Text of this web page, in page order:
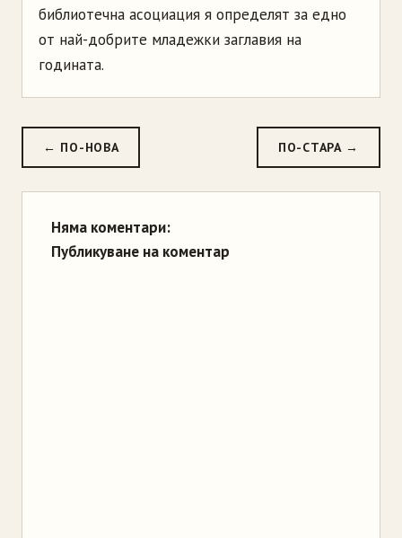
библиотечна асоциация я определят за едно
от най-добрите младежки заглавия на
годината.
← ПО-НОВА ПО-СТАРА →
Няма коментари:
Публикуване на коментар